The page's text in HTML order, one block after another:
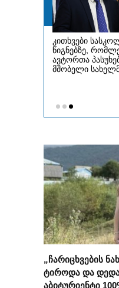
„ჩარიცხვების
ტიროდა და
აბიტურიენტი